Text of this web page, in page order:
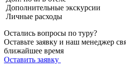
Дополнительные экскурсии
Личные расходы
Остались вопросы по туру?
Оставьте заявку и наш менеджер
ближайшее время
Оставить заявку